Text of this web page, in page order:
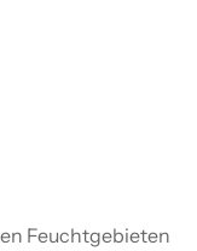
Feuchtgebieten